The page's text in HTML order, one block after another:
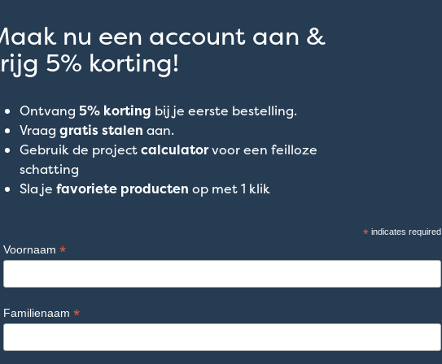
nu een account aan &
5% korting!
Ontvang 5% korting bij je eerste bestelling.
Vraag gratis stalen aan.
Gebruik de projectcalculatorvoor een feilloze
schatting
Sla je favoriete producten op met 1 klik
*indicates required
Voornaam *
Familienaam *